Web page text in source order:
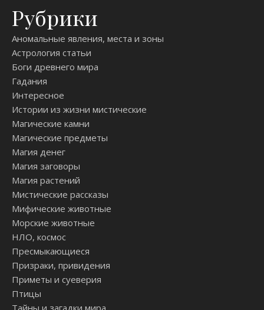
Рубрики
Аномальные явления, места и зоны
Астрология статьи
Боги древнего мира
Гадания
Интересное
Истории из жизни мистические
Магические камни
Магические предметы
Магия денег
Магия заговоры
Магия растений
Мистические рассказы
Мифические животные
Морские животные
НЛО, космос
Пресмыкающиеся
Призраки, привидения
Приметы и суеверия
Птицы